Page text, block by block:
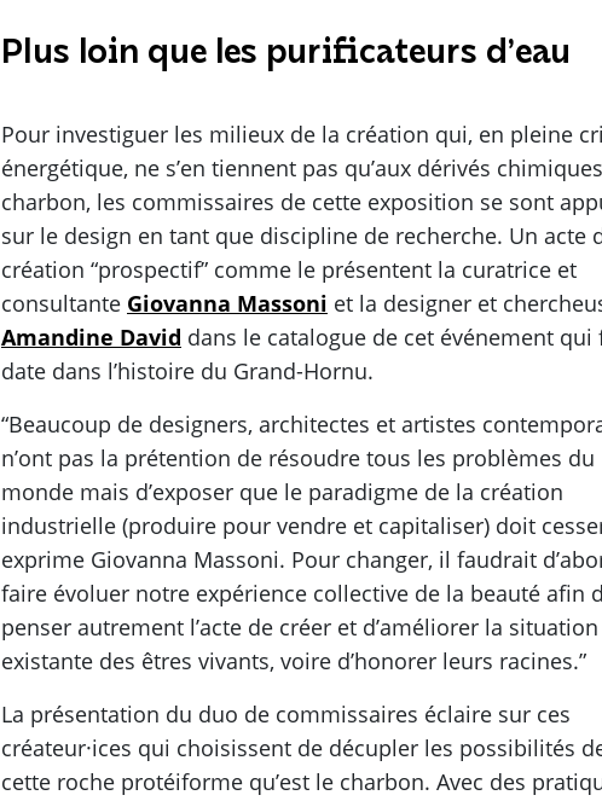
Plus loin que les purificateurs d’eau
Pour investiguer les milieux de la création qui, en pleine
énergétique, ne s’en tiennent pas qu’aux dérivés
charbon, les commissaires de cette exposition se sont
sur le design en tant que discipline de recherche. Un acte
création “prospectif” comme le présentent la curatrice et
consultante Giovanna Massoni et la designer et
Amandine David dans le catalogue de cet événement qui
date dans l’histoire du Grand-Hornu.
“Beaucoup de designers, architectes et artistes
n’ont pas la prétention de résoudre tous les problèmes du
monde mais d’exposer que le paradigme de la création
industrielle (produire pour vendre et capitaliser) doit
exprime Giovanna Massoni. Pour changer, il faudrait
faire évoluer notre expérience collective de la beauté afin
penser autrement l’acte de créer et d’améliorer la situation
existante des êtres vivants, voire d’honorer leurs racines.”
La présentation du duo de commissaires éclaire sur ces
créateur·ices qui choisissent de décupler les possibilités
cette roche protéiforme qu’est le charbon. Avec des